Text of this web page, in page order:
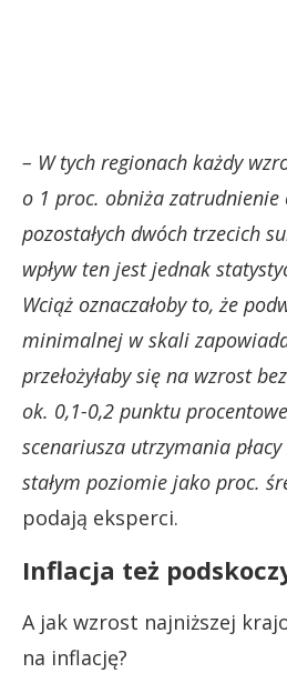
– W tych regionach każdy
o 1 proc. obniża zatrudnienie
pozostałych dwóch trzecich
wpływ ten jest jednak
Wciąż oznaczałoby to, że
minimalnej w skali
przełożyłaby się na wzrost
ok. 0,1-0,2 punktu
scenariusza utrzymania
stałym poziomie jako proc.
podają eksperci.
Inflacja też
A jak wzrost najniższej
na inflację?